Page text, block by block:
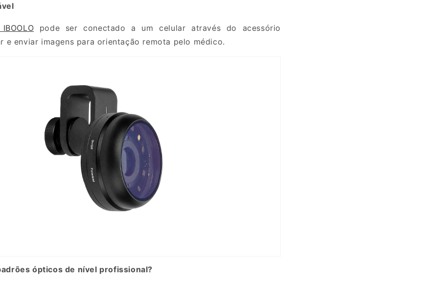
pode ser conectado a um celular através do acessório
e enviar imagens para orientação remota pelo médico.
ópticos de nível profissional?